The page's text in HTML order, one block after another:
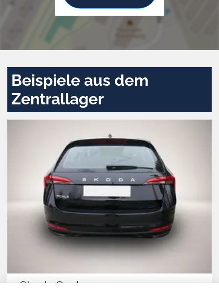
Beispiele aus dem
Zentrallager
Audi Q3